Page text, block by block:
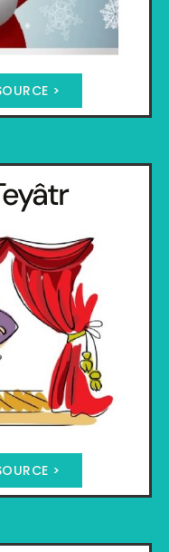
>
>